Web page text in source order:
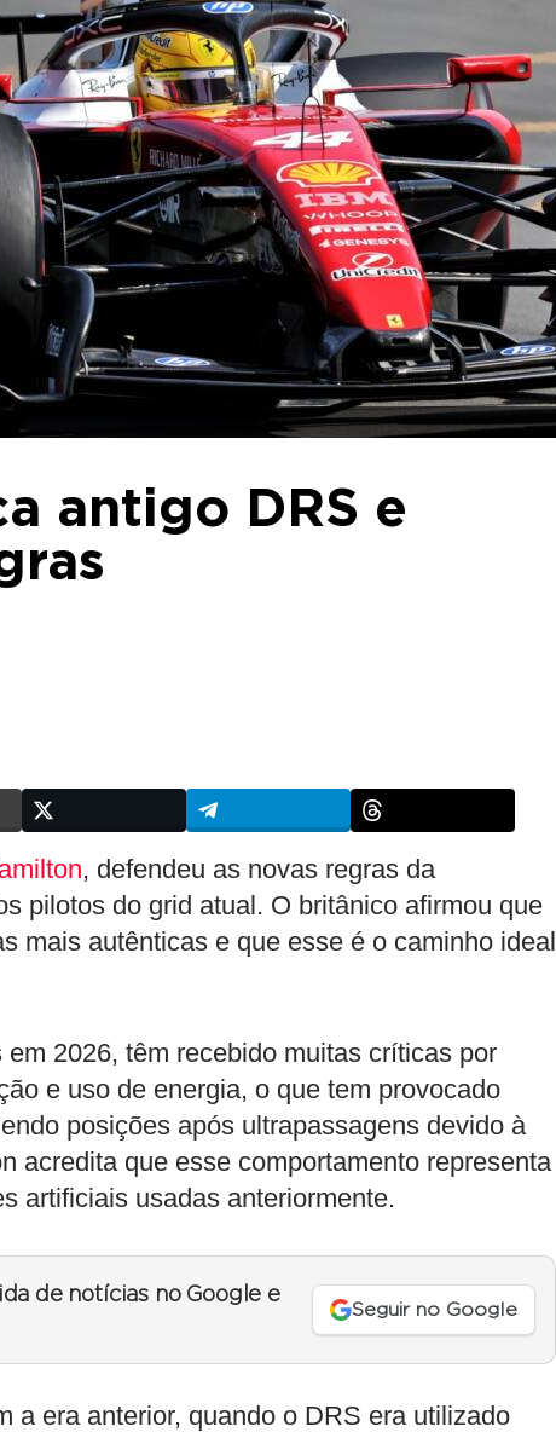
antigo DRS e
, defendeu as novas regras da
pilotos do grid atual. O britânico afirmou que
mais autênticas e que esse é o caminho ideal
2026, têm recebido muitas críticas por
e uso de energia, o que tem provocado
posições após ultrapassagens devido à
acredita que esse comportamento representa
artificiais usadas anteriormente.
de notícias no Google e
Seguir no Google
a era anterior, quando o DRS era utilizado